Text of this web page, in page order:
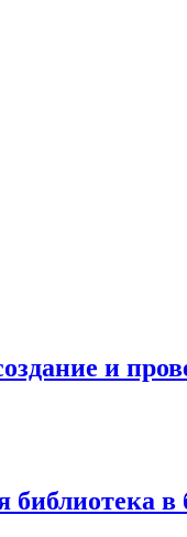
и
библиотека в